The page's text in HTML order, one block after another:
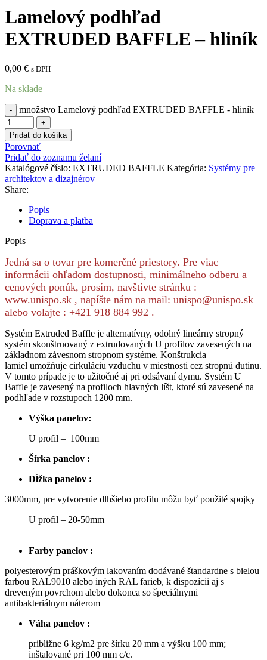
Lamelový podhľad
EXTRUDED BAFFLE – hliník
0,00 € s DPH
Na sklade
množstvo Lamelový podhľad EXTRUDED BAFFLE - hliník
Pridať do košíka
Porovnať
Pridať do zoznamu želaní
Katalógové číslo: EXTRUDED BAFFLE Kategória: Systémy pre
architektov a dizajnérov
Share:
Popis
Doprava a platba
Popis
Jedná sa o tovar pre komerčné priestory. Pre viac
informácii ohľadom dostupnosti, minimálneho odberu a
cenových ponúk, prosím, navštívte stránku :
www.unispo.sk , napíšte nám na mail: unispo@unispo.sk
alebo volajte : +421 918 884 992 .
Systém Extruded Baffle je alternatívny, odolný lineárny stropný
systém skonštruovaný z extrudovaných U profilov zavesených na
základnom závesnom stropnom systéme. Konštrukcia
lamiel umožňuje cirkuláciu vzduchu v miestnosti cez stropnú dutinu.
V tomto prípade je to užitočné aj pri odsávaní dymu. Systém U
Baffle je zavesený na profiloch hlavných líšt, ktoré sú zavesené na
podhľade v rozstupoch 1200 mm.
Výška panelov:
U profil – 100mm
Šírka panelov :
Dĺžka panelov :
3000mm, pre vytvorenie dlhšieho profilu môžu byť použité spojky
U profil – 20-50mm
Farby panelov :
polyesterovým práškovým lakovaním dodávané štandardne s bielou
farbou RAL9010 alebo iných RAL farieb, k dispozícii aj s
dreveným povrchom alebo dokonca so špeciálnymi
antibakteriálnym náterom
Váha panelov :
približne 6 kg/m2 pre šírku 20 mm a výšku 100 mm;
inštalované pri 100 mm c/c.